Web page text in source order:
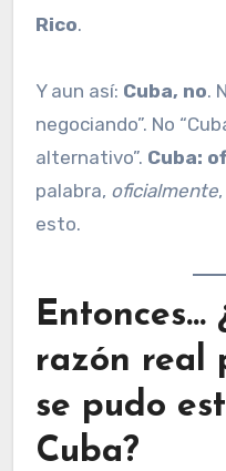
Rico.
Y aun así: Cuba, no.
negociando”. No
alternativo”. Cuba:
palabra, oficialmente
esto.
Entonces…
razón real
se pudo
Cuba?